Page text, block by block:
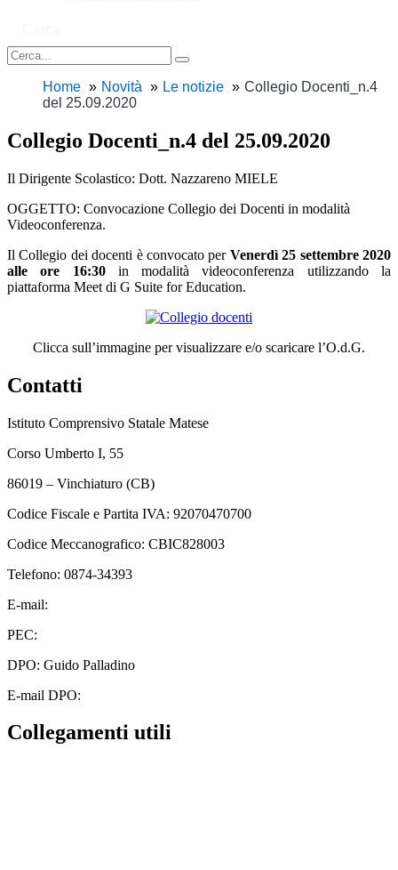
Home Novità Le notizie
Collegio Docenti_n.4
del 25.09.2020
Collegio Docenti_n.4 del 25.09.2020
Il Dirigente Scolastico: Dott. Nazzareno MIELE
OGGETTO: Convocazione Collegio dei Docenti in modalità
Videoconferenza.
Il Collegio dei docenti è convocato per Venerdì 25 settembre 2020
alle ore 16:30in modalità videoconferenza utilizzando la
piattaforma Meet di G Suite for Education.
Clicca sull’immagine per visualizzare e/o scaricare l’O.d.G.
Contatti
Istituto Comprensivo Statale Matese
Corso Umberto I, 55
86019 – Vinchiaturo (CB)
Codice Fiscale e Partita IVA: 92070470700
Codice Meccanografico: CBIC828003
Telefono: 0874-34393
E-mail:
PEC:
DPO: Guido Palladino
E-mail DPO:
Collegamenti utili